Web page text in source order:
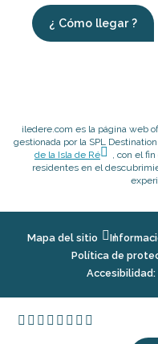
¿ Cómo llegar ?
iledere.com es la página web
gestionada por la SPL
de la Isla de Ré
, con el
residentes en el
Mapa del sitio
Política de